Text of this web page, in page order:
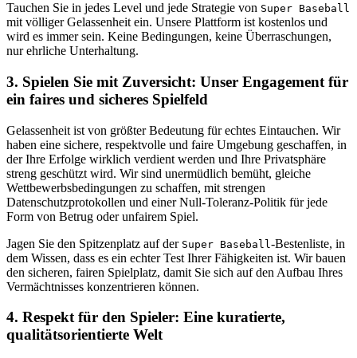
Tauchen Sie in jedes Level und jede Strategie von Super Baseball
mit völliger Gelassenheit ein. Unsere Plattform ist kostenlos und
wird es immer sein. Keine Bedingungen, keine Überraschungen,
nur ehrliche Unterhaltung.
3. Spielen Sie mit Zuversicht: Unser Engagement für
ein faires und sicheres Spielfeld
Gelassenheit ist von größter Bedeutung für echtes Eintauchen. Wir
haben eine sichere, respektvolle und faire Umgebung geschaffen, in
der Ihre Erfolge wirklich verdient werden und Ihre Privatsphäre
streng geschützt wird. Wir sind unermüdlich bemüht, gleiche
Wettbewerbsbedingungen zu schaffen, mit strengen
Datenschutzprotokollen und einer Null-Toleranz-Politik für jede
Form von Betrug oder unfairem Spiel.
Jagen Sie den Spitzenplatz auf der Super Baseball -Bestenliste, in
dem Wissen, dass es ein echter Test Ihrer Fähigkeiten ist. Wir bauen
den sicheren, fairen Spielplatz, damit Sie sich auf den Aufbau Ihres
Vermächtnisses konzentrieren können.
4. Respekt für den Spieler: Eine kuratierte,
qualitätsorientierte Welt